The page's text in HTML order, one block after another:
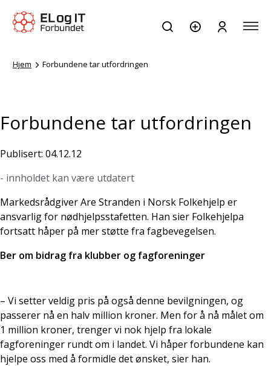
Hjem Forbundene tar utfordringen
Forbundene tar utfordringen
Publisert: 04.12.12
- innholdet kan være utdatert
Markedsrådgiver Are Stranden i Norsk Folkehjelp er
ansvarlig for nødhjelpsstafetten. Han sier Folkehjelpa
fortsatt håper på mer støtte fra fagbevegelsen.
Ber om bidrag fra klubber og fagforeninger
– Vi setter veldig pris på også denne bevilgningen, og
passerer nå en halv million kroner. Men for å nå målet om
1 million kroner, trenger vi nok hjelp fra lokale
fagforeninger rundt om i landet. Vi håper forbundene kan
hjelpe oss med å formidle det ønsket, sier han.